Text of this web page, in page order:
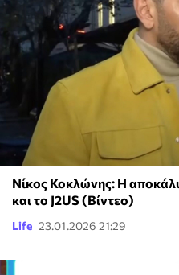
Νίκος Κοκλώνης: Η
και το J2US (Βίντεο)
Life 23.01.2026 21:29